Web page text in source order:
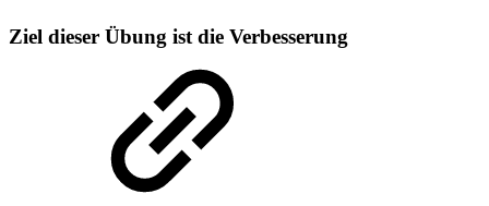
Ziel dieser Übung ist die Verbesserung